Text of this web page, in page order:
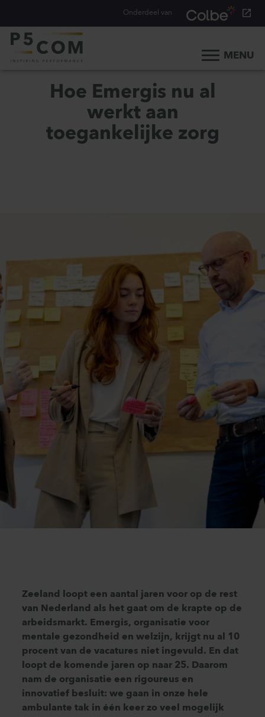
Onderdeel van
MENU
Traineeship Consultancy
Hoe Emergis nu al
werkt aan
toegankelijke zorg
Zeeland loopt een aantal jaren voor op de rest
van Nederland als het gaat om de krapte op de
arbeidsmarkt. Emergis, organisatie voor
mentale gezondheid en welzijn, krijgt nu al 10
procent van de vacatures niet ingevuld. En dat
loopt de komende jaren op naar 25. Daarom
nam de organisatie een rigoureus en
innovatief besluit: we gaan in onze hele
ambulante tak in één keer zo veel mogelijk